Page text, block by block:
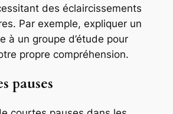
des éclaircissements
Par exemple, expliquer un
à un groupe d’étude pour
propre compréhension.
pauses